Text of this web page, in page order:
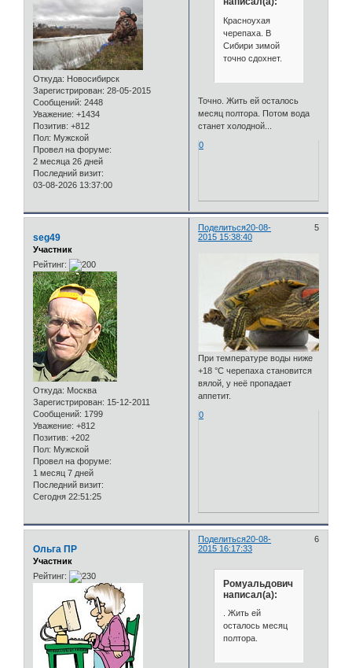
Откуда: Новосибирск
Зарегистрирован: 28-05-2015
Сообщений: 2448
Уважение: +1434
Позитив: +812
Пол: Мужской
Провел на форуме:
2 месяца 26 дней
Последний визит:
03-08-2026 13:37:00
Красноухая
черепаха. В
Сибири зимой
точно сдохнет.
Точно. Жить ей осталось
месяц полтора. Потом вода
станет холодной...
0
Поделиться 5
20-08-
2015 15:38:40
seg49
Участник
Рейтинг:
Откуда: Москва
Зарегистрирован: 15-12-2011
Сообщений: 1799
Уважение: +812
Позитив: +202
Пол: Мужской
Провел на форуме:
1 месяц 7 дней
Последний визит:
Сегодня 22:51:25
При температуре воды ниже
+18 °C черепаха становится
вялой, у неё пропадает
аппетит.
0
Поделиться 6
20-08-
2015 16:17:33
Ольга ПР
Участник
Рейтинг:
Ромуальдович
написал(а):
. Жить ей
осталось месяц
полтора.